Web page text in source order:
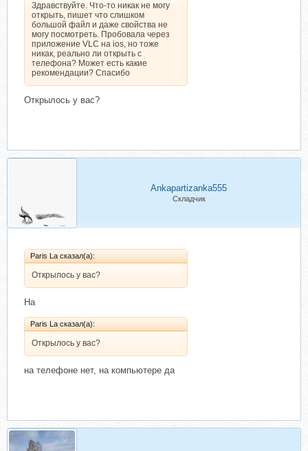
Здравствуйте. Что-то никак не могу
открыть, пишет что слишком
большой файл и даже свойства не
могу посмотреть. Пробовала через
приложение VLC на ios, но тоже
никак, реально ли открыть с
телефона? Может есть какие
рекомендации? Спасибо
Открылось у вас?
Ankapartizanka555
Складчик
Paris La сказал(а):
Открылось у вас?
На
Paris La сказал(а):
Открылось у вас?
на телефоне нет, на компьютере да